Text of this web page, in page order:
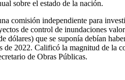
sobre el estado de la nación.
comisión independiente para
de control de inundaciones
dólares) que se suponía debían
de 2022. Calificó la magnitud de la
de Obras Públicas.